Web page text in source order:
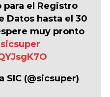
para el Registro
Datos hasta el 30
muy pronto
(@sicsuper)